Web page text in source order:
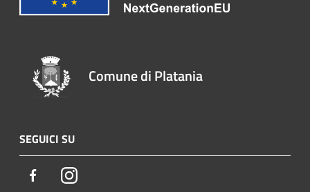
Comune di Platania
SEGUICI SU
FacebookInstagram